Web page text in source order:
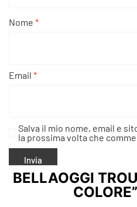
Nome *
Email *
Salva il mio nome, email e
la prossima volta che
BELLAOGGI